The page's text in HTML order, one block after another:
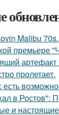
Malibu 70s.
премьере
пролетает.
есть
в Ростов":
и